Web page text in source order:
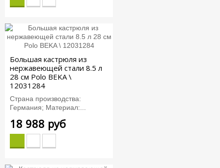
Большая кастрюля из
нержавеющей стали 8.5 л
28 см Polo BEKA \
12031284
Страна производства:
Германия; Материал:...
18 988 руб